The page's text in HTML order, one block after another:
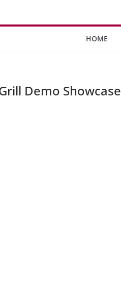
HOME
Demo Showcase